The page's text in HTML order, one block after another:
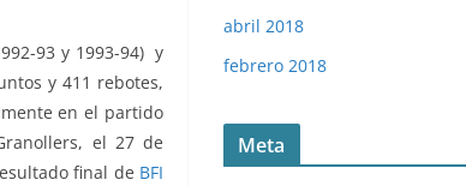
93 y 1993-94) y
y 411 rebotes,
en el partido
, el 27 de
final de BFI
abril 2018
febrero 2018
Meta